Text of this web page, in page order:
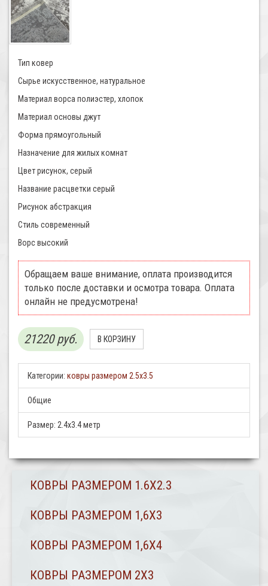
Тип ковер
Сырье искусственное, натуральное
Материал ворса полиэстер, хлопок
Материал основы джут
Форма прямоугольный
Назначение для жилых комнат
Цвет рисунок, серый
Название расцветки серый
Рисунок абстракция
Стиль современный
Ворс высокий
Обращаем ваше внимание, оплата производится
только после доставки и осмотра товара. Оплата
онлайн не предусмотрена!
21220 руб.
Категории: ковры размером 2.5х3.5
Общие
Размер: 2.4x3.4 метр
КОВРЫ РАЗМЕРОМ 1.6Х2.3
КОВРЫ РАЗМЕРОМ 1,6Х3
КОВРЫ РАЗМЕРОМ 1,6Х4
КОВРЫ РАЗМЕРОМ 2Х3